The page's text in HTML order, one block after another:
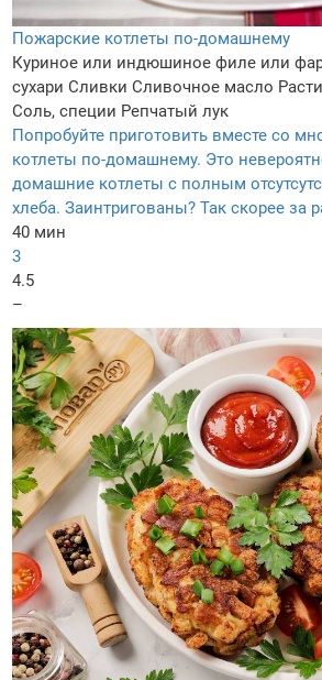
Пожарские котлеты по-домашнему
Куриное или индюшиное филе или
сухари Сливки Сливочное масло
Соль, специи Репчатый лук
Попробуйте приготовить вместе со
котлеты по-домашнему. Это
домашние котлеты с полным
хлеба. Заинтригованы? Так скорее за
40 мин
3
4.5
–